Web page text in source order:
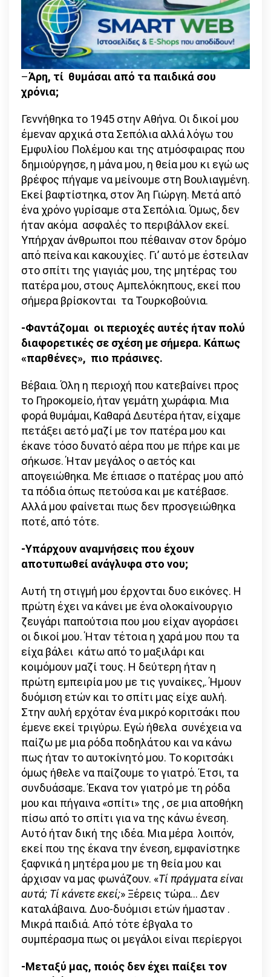
–Άρη, τί θυμάσαι από τα παιδικά σου
χρόνια;
Γεννήθηκα το 1945 στην Αθήνα. Οι δικοί μου
έμεναν αρχικά στα Σεπόλια αλλά λόγω του
Εμφυλίου Πολέμου και της ατμόσφαιρας που
δημιούργησε, η μάνα μου, η θεία μου κι εγώ ως
βρέφος πήγαμε να μείνουμε στη Βουλιαγμένη.
Εκεί βαφτίστηκα, στον Άη Γιώργη. Μετά από
ένα χρόνο γυρίσαμε στα Σεπόλια. Όμως, δεν
ήταν ακόμα ασφαλές το περιβάλλον εκεί.
Υπήρχαν άνθρωποι που πέθαιναν στον δρόμο
από πείνα και κακουχίες. Γι’ αυτό με έστειλαν
στο σπίτι της γιαγιάς μου, της μητέρας του
πατέρα μου, στους Αμπελόκηπους, εκεί που
σήμερα βρίσκονται τα Τουρκοβούνια.
-Φαντάζομαι οι περιοχές αυτές ήταν πολύ
διαφορετικές σε σχέση με σήμερα. Κάπως
«παρθένες», πιο πράσινες.
Βέβαια. Όλη η περιοχή που κατεβαίνει προς
το Γηροκομείο, ήταν γεμάτη χωράφια. Μια
φορά θυμάμαι, Καθαρά Δευτέρα ήταν, είχαμε
πετάξει αετό μαζί με τον πατέρα μου και
έκανε τόσο δυνατό αέρα που με πήρε και με
σήκωσε. Ήταν μεγάλος ο αετός και
απογειώθηκα. Με έπιασε ο πατέρας μου από
τα πόδια όπως πετούσα και με κατέβασε.
Αλλά μου φαίνεται πως δεν προσγειώθηκα
ποτέ, από τότε.
-Υπάρχουν αναμνήσεις που έχουν
αποτυπωθεί ανάγλυφα στο νου;
Αυτή τη στιγμή μου έρχονται δυο εικόνες. Η
πρώτη έχει να κάνει με ένα ολοκαίνουργιο
ζευγάρι παπούτσια που μου είχαν αγοράσει
οι δικοί μου. Ήταν τέτοια η χαρά μου που τα
είχα βάλει κάτω από το μαξιλάρι και
κοιμόμουν μαζί τους. Η δεύτερη ήταν η
πρώτη εμπειρία μου με τις γυναίκες,. Ήμουν
δυόμιση ετών και το σπίτι μας είχε αυλή.
Στην αυλή ερχόταν ένα μικρό κοριτσάκι που
έμενε εκεί τριγύρω. Εγώ ήθελα συνέχεια να
παίζω με μια ρόδα ποδηλάτου και να κάνω
πως ήταν το αυτοκίνητό μου. Το κοριτσάκι
όμως ήθελε να παίζουμε το γιατρό. Έτσι, τα
συνδυάσαμε. Έκανα τον γιατρό με τη ρόδα
μου και πήγαινα «σπίτι» της , σε μια αποθήκη
πίσω από το σπίτι για να της κάνω ένεση.
Αυτό ήταν δική της ιδέα. Μια μέρα λοιπόν,
εκεί που της έκανα την ένεση, εμφανίστηκε
ξαφνικά η μητέρα μου με τη θεία μου και
άρχισαν να μας φωνάζουν. «Τί πράγματα είναι
αυτά; Τί κάνετε εκεί;» Ξέρεις τώρα… Δεν
καταλάβαινα. Δυο-δυόμισι ετών ήμασταν .
Μικρά παιδιά. Από τότε έβγαλα το
συμπέρασμα πως οι μεγάλοι είναι περίεργοι
-Μεταξύ μας, ποιός δεν έχει παίξει τον